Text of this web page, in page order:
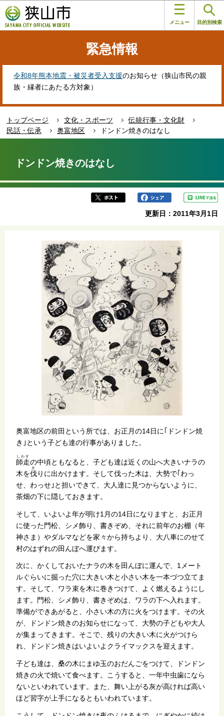
の
ペ
す
メニュー 目的別検索
緊急情報
令和8年熊本地震・被災者受入支援のお知らせ（狭山市民の親
族・縁者にあたる方対象）
トップページ 文化・スポーツ
伝統行事・文化財
民話・伝承
奥富地区
ドンドン焼きのはなし
か
ドンドン焼きのはなし
更新日：2011年3月1日
奥富地区の前田という所では、お正月の14日に｢ドンドン焼
き｣という子ども達の行事がありました。
師走
しわす
の中頃ともなると、子ども達は近くの山へ大きいナラの
木を伐
き
りに出かけます。そして伐った木は、大勢で｢わっ
せ、わっせ｣と担いできて、大人達に見つからないように、
茶畑の下に隠しておきます。
そして、いよいよ年が明け1月の14日になりますと、お正月
に使った門松、シメ飾り、書きぞめ、それに前年のお棚（年
神さま）やダルマなどを家々から持ちより、大八車にのせて
村のはずれの田んぼへ運びます。
次に、かくしておいたナラの木を田んぼに運んで、1メート
ルぐらいに掘った穴に大きい木と小さい木を一本づつ立てま
す。そして、ワラ束を木に巻きつけて、よく燃えるようにし
ます。門松、シメ飾り、書きぞめは、ワラの下へ入れます。
準備ができあがると、小さい木の方に火をつけます。その火
が、ドンドン焼きのお知らせになって、大勢の子どもや大人
が集まってきます。そこで、残りの大きい木に火がつけら
れ、ドンドン焼きはいよいよクライマックスを迎えます。
子ども達は、桑の木にまゆ玉のおだんごをつけて、ドンドン
焼きの火で焼いて食べます。こうすると、一年中虫歯になら
ないといわれています。また、舞い上がる灰が高ければ高い
ほど習字が上手になるともいわれています。